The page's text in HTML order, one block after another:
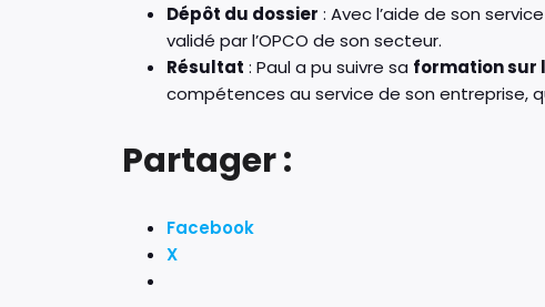
Dépôt du dossier : Avec l’aide de son
validé par l’OPCO de son secteur.
Résultat : Paul a pu suivre sa formation sur
compétences au service de son entreprise,
Partager :
Facebook
X